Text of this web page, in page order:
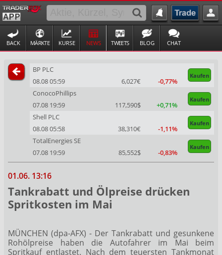
BACK MÄRKTE KURSE NEWS TWEETS BLOG CHAT
BP PLC
Kaufen
08.08 05:59 6,027€
-0,77%
ConocoPhillips
Kaufen
07.08 19:59 117,590$
+0,71%
Shell PLC
Kaufen
08.08 05:58 38,310€
-1,11%
TotalEnergies SE
Kaufen
07.08 19:59 85,552$ -0,83%
01.06. 13:16
Tankrabatt und Ölpreise drücken
Spritkosten im Mai
MÜNCHEN (dpa-AFX) - Der Tankrabatt und gesunkene
Rohölpreise haben die Autofahrer im Mai beim
Spritkauf entlastet. Nach dem teuersten Tankmonat